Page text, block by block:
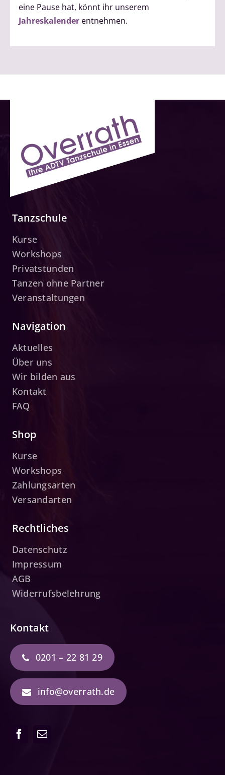
eine Pause hat, könnt ihr unserem
Jahreskalender entnehmen.
Tanzschule
Kurse
Workshops
Privatstunden
Tanzen ohne Partner
Veranstaltungen
Navigation
Aktuelles
Über uns
Wir bilden aus
Kontakt
FAQ
Kontakt
0201 – 22 81 29
info@overrath.de
Shop
Kurse
Workshops
Zahlungsarten
Versandarten
Rechtliches
Datenschutz
Impressum
AGB
Widerrufsbelehrung